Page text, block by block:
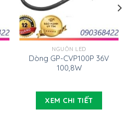
NGUỒN LED
Dòng GP-CVP100P 36V
100,8W
XEM CHI TIẾT